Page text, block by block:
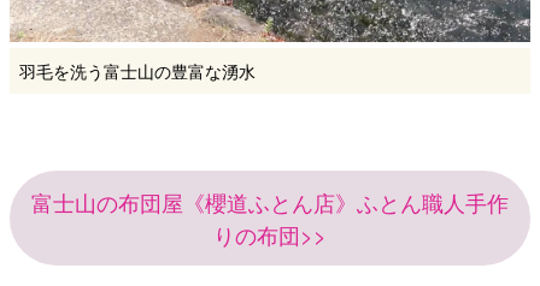
羽毛を洗う富士山の豊富な湧水
富士山の布団屋《櫻道ふとん店》ふとん職人手作
りの布団>>